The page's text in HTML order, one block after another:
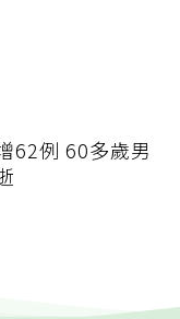
62例 60多歲男